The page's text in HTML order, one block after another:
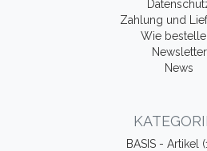
Zahlung und
Wie
Newsletter
News
BASIS - Artikel